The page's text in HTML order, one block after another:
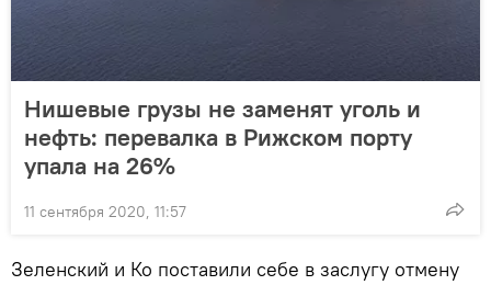
Нишевые грузы не заменят уголь и
нефть: перевалка в Рижском порту
упала на 26%
11 сентября 2020, 11:57
Зеленский и Ко поставили себе в заслугу отмену